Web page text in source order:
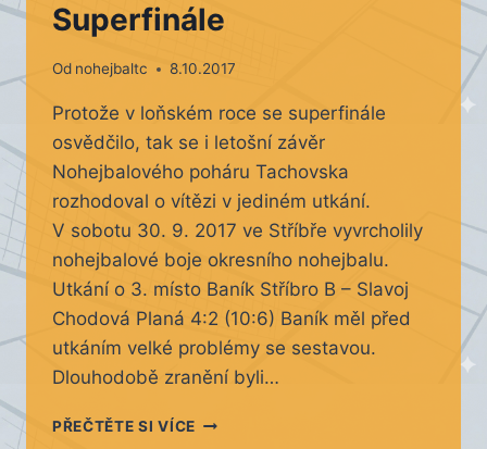
Superfinále
Od nohejbaltc 8.10.2017
Protože v loňském roce se superfinále
osvědčilo, tak se i letošní závěr
Nohejbalového poháru Tachovska
rozhodoval o vítězi v jediném utkání.
V sobotu 30. 9. 2017 ve Stříbře vyvrcholily
nohejbalové boje okresního nohejbalu.
Utkání o 3. místo Baník Stříbro B – Slavoj
Chodová Planá 4:2 (10:6) Baník měl před
utkáním velké problémy se sestavou.
Dlouhodobě zranění byli…
PŘEČTĚTE SI VÍCESUPERFINÁLE